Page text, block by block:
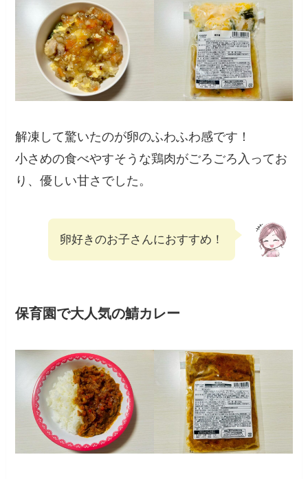
解凍して驚いたのが卵のふわふわ感です！
小さめの食べやすそうな鶏肉がごろごろ入ってお
り、優しい甘さでした。
卵好きのお子さんにおすすめ！
保育園で大人気の鯖カレー